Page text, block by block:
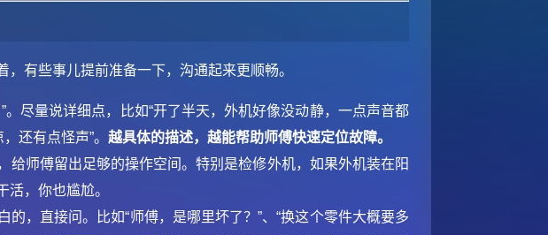
有些事儿提前准备一下，沟通起来更顺畅。
。尽量说详细点，比如“开了半天，外机好像没动静，一点声音都
还有点怪声”。越具体的描述，越能帮助师傅快速定位故障。
给师傅留出足够的操作空间。特别是检修外机，如果外机装在阳
活，你也尴尬。
的，直接问。比如“师傅，是哪里坏了？”、“换这个零件大概要多